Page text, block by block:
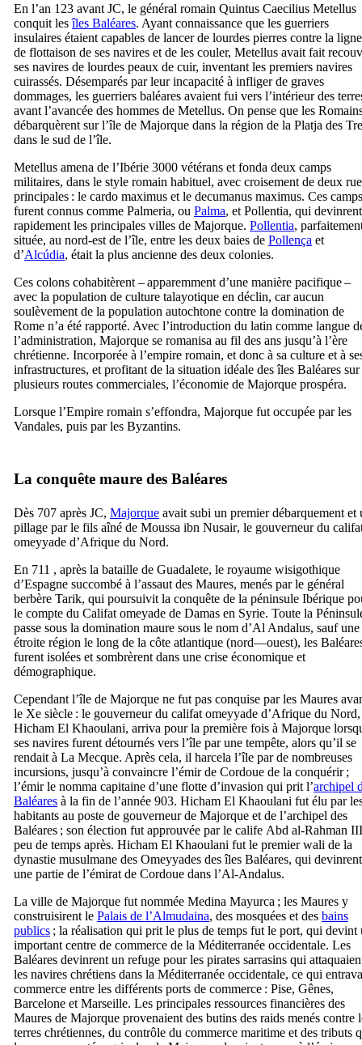
En l’an 123 avant JC, le général romain Quintus Caecilius Metellus
conquit lesîles Baléares. Ayant connaissance que les guerriers
insulaires étaient capables de lancer de lourdes pierres contre la ligne
de flottaison de ses navires et de les couler, Metellus avait fait
ses navires de lourdes peaux de cuir, inventant les premiers navires
cuirassés. Désemparés par leur incapacité à infliger de graves
dommages, les guerriers baléares avaient fui vers l’intérieur des
avant l’avancée des hommes de Metellus. On pense que les
débarquèrent sur l’île de Majorque dans la région de la Platja des
dans le sud de l’île.
Metellus amena de l’Ibérie 3000 vétérans et fonda deux camps
militaires, dans le style romain habituel, avec croisement de deux
principales : le cardo maximus et le decumanus maximus. Ces camps
furent connus comme Palmeria, ou Palma, et Pollentia, qui devinrent
rapidement les principales villes de Majorque. Pollentia,
située, au nord-est de l’île, entre les deux baies de Pollença et
d’Alcúdia, était la plus ancienne des deux colonies.
Ces colons cohabitèrent – apparemment d’une manière pacifique –
avec la population de culture talayotique en déclin, car aucun
soulèvement de la population autochtone contre la domination de
Rome n’a été rapporté. Avec l’introduction du latin comme langue
l’administration, Majorque se romanisa au fil des ans jusqu’à l’ère
chrétienne. Incorporée à l’empire romain, et donc à sa culture et à
infrastructures, et profitant de la situation idéale des îles Baléares sur
plusieurs routes commerciales, l’économie de Majorque prospéra.
Lorsque l’Empire romain s’effondra, Majorque fut occupée par les
Vandales, puis par les Byzantins.
La conquête maure des Baléares
Dès 707 après JC, Majorque avait subi un premier débarquement et
pillage par le fils aîné de Moussa ibn Nusair, le gouverneur du
omeyyade d’Afrique du Nord.
En 711 , après la bataille de Guadalete, le royaume wisigothique
d’Espagne succombé à l’assaut des Maures, menés par le général
berbère Tarik, qui poursuivit la conquête de la péninsule Ibérique
le compte du Califat omeyade de Damas en Syrie. Toute la
passe sous la domination maure sous le nom d’Al Andalus, sauf une
étroite région le long de la côte atlantique (nord—ouest), les
furent isolées et sombrèrent dans une crise économique et
démographique.
Cependant l’île de Majorque ne fut pas conquise par les Maures
le Xe siècle : le gouverneur du califat omeyyade d’Afrique du Nord,
Hicham El Khaoulani, arriva pour la première fois à Majorque
ses navires furent détournés vers l’île par une tempête, alors qu’il se
rendait à La Mecque. Après cela, il harcela l’île par de nombreuses
incursions, jusqu’à convaincre l’émir de Cordoue de la conquérir ;
l’émir le nomma capitaine d’une flotte d’invasion qui prit l’archipel
Baléares à la fin de l’année 903. Hicham El Khaoulani fut élu par
habitants au poste de gouverneur de Majorque et de l’archipel des
Baléares ; son élection fut approuvée par le calife Abd al-Rahman III
peu de temps après. Hicham El Khaoulani fut le premierwali de la
dynastie musulmane des Omeyyades des îles Baléares, qui devinrent
une partie de l’émirat de Cordoue dans l’Al-Andalus.
La ville de Majorque fut nommée Medina Mayurca ; les Maures y
construisirent le Palais de l’Almudaina, des mosquées et des bains
publics ; la réalisation qui prit le plus de temps fut le port, qui devint
important centre de commerce de la Méditerranée occidentale. Les
Baléares devinrent un refuge pour les pirates sarrasins qui
les navires chrétiens dans la Méditerranée occidentale, ce qui
commerce entre les différents ports de commerce : Pise, Gênes,
Barcelone et Marseille. Les principales ressources financières des
Maures de Majorque provenaient des butins des raids menés contre
terres chrétiennes, du contrôle du commerce maritime et des tributs